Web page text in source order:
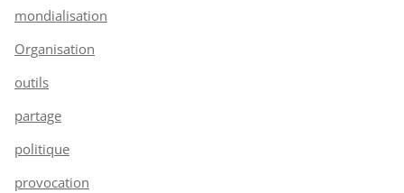
mondialisation
Organisation
outils
partage
politique
provocation